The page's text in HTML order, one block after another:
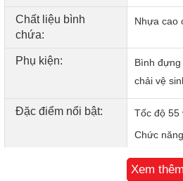
Chất liệu bình
chứa:
Nhựa cao
Phụ kiện:
Bình
chải vệ
Đặc điểm nổi bật:
Tốc độ 55
Chức
Ống tiếp
kính
Xem thêm